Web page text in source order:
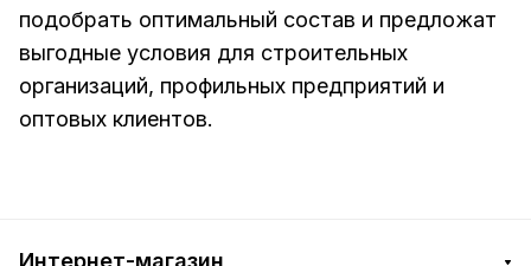
подобрать оптимальный состав и предложат
выгодные условия для строительных
организаций, профильных предприятий и
оптовых клиентов.
Интернет-магазин